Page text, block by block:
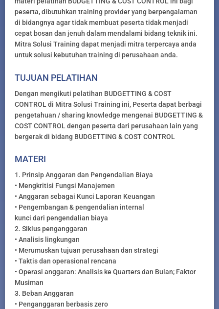
peserta, dibutuhkan training provider yang berpengalaman
di bidangnya agar tidak membuat peserta tidak menjadi
cepat bosan dan jenuh dalam mendalami bidang teknik ini.
Mitra Solusi Training dapat menjadi mitra terpercaya anda
untuk solusi kebutuhan training di perusahaan anda.
TUJUAN PELATIHAN
Dengan mengikuti pelatihan BUDGETTING & COST
CONTROL di Mitra Solusi Training ini, Peserta dapat berbagi
pengetahuan / sharing knowledge mengenai BUDGETTING &
COST CONTROL dengan peserta dari perusahaan lain yang
bergerak di bidang BUDGETTING & COST CONTROL
MATERI
1. Prinsip Anggaran dan Pengendalian Biaya
• Mengkritisi Fungsi Manajemen
• Anggaran sebagai Kunci Laporan Keuangan
• Pengembangan & pengendalian internal
kunci dari pengendalian biaya
2. Siklus penganggaran
• Analisis lingkungan
• Merumuskan tujuan perusahaan dan strategi
• Taktis dan operasional rencana
• Operasi anggaran: Analisis ke Quarters dan Bulan; Faktor
Musiman
3. Beban Anggaran
• Penganggaran berbasis zero